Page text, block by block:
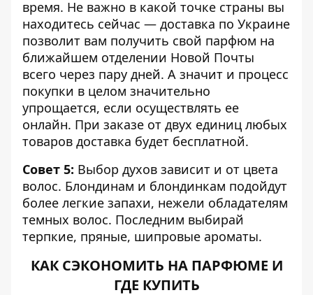
время. Не важно в какой точке страны вы
находитесь сейчас — доставка по Украине
позволит вам получить свой парфюм на
ближайшем отделении Новой Почты
всего через пару дней. А значит и процесс
покупки в целом значительно
упрощается, если осуществлять ее
онлайн. При заказе от двух единиц любых
товаров доставка будет бесплатной.
Совет 5: Выбор духов зависит и от цвета
волос. Блондинам и блондинкам подойдут
более легкие запахи, нежели обладателям
темных волос. Последним выбирай
терпкие, пряные, шипровые ароматы.
КАК СЭКОНОМИТЬ НА ПАРФЮМЕ И
ГДЕ КУПИТЬ